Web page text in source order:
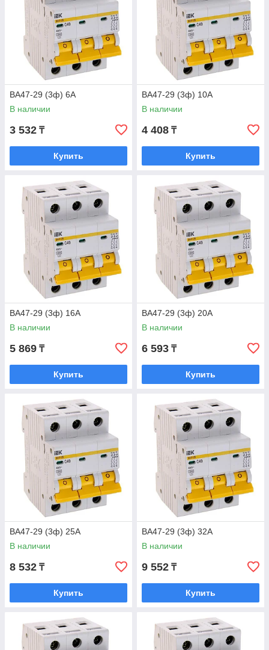
ВА47-29 (3ф) 6А
В наличии
3 532 ₸
Купить
ВА47-29 (3ф) 10А
В наличии
4 408 ₸
Купить
ВА47-29 (3ф) 16А
В наличии
5 869 ₸
Купить
ВА47-29 (3ф) 20А
В наличии
6 593 ₸
Купить
ВА47-29 (3ф) 25А
В наличии
8 532 ₸
Купить
ВА47-29 (3ф) 32А
В наличии
9 552 ₸
Купить